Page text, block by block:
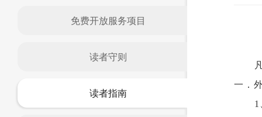
免费开放服务项目
读者守则
读者指南
一．